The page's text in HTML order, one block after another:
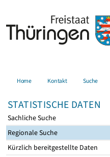
Home Kontakt Suche
STATISTISCHE DATEN
Sachliche Suche
Regionale Suche
Kürzlich bereitgestellte Daten